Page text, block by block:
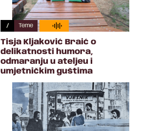
/ Teme
Tisja Kljaković Braić o
delikatnosti humora,
odmaranju u ateljeu i
umjetničkim guštima